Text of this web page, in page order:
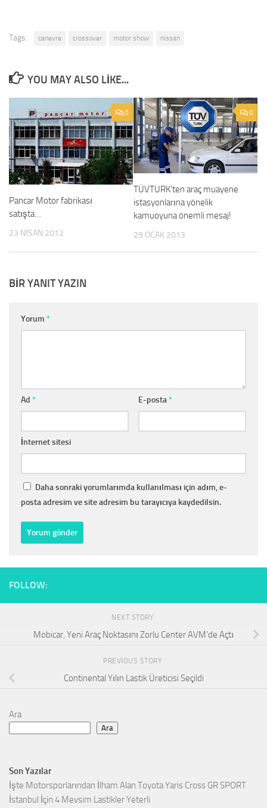
Tags: cenevre crossover motor show nissan
YOU MAY ALSO LIKE...
0
Pancar Motor fabrikası
satışta…
23 NISAN 2012
0
TÜVTURK’ten araç muayene
istasyonlarına yönelik
kamuoyuna önemli mesaj!
29 OCAK 2013
BIR YANIT YAZIN
Yorum *
Ad * E-posta*
İnternet sitesi
Daha sonraki yorumlarımda kullanılması için adım, e-
posta adresim ve site adresim bu tarayıcıya kaydedilsin.
FOLLOW:
NEXT STORY
Mobicar, Yeni Araç Noktasını Zorlu Center AVM’de Açtı
PREVIOUS STORY
Continental Yılın Lastik Üreticisi Seçildi
Ara
Ara
Son Yazılar
İşte Motorsporlarından İlham Alan Toyota Yaris Cross GR SPORT
İstanbul İçin 4 Mevsim Lastikler Yeterli